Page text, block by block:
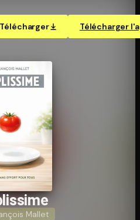
Télécharger Télécharger
Mallet